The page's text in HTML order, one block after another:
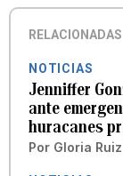
RELACIONADAS
NOTICIAS
Jenniffer
ante
huracanes
Por Gloria